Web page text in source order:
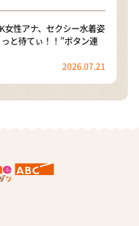
女性アナ、セクシー水着姿
と待てぃ！！”ボタン連
2026.07.21